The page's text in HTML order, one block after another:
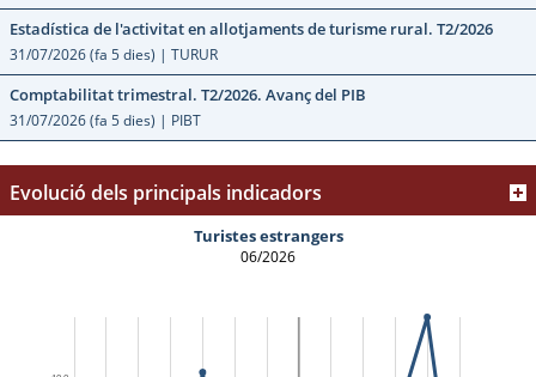
Estadística de l'activitat en allotjaments de turisme rural. T2/2026
31/07/2026(fa 5 dies) | TURUR
Comptabilitat trimestral. T2/2026. Avanç del PIB
31/07/2026(fa 5 dies) | PIBT
Evolució dels principals indicadors
Turistes estrangers
06/2026